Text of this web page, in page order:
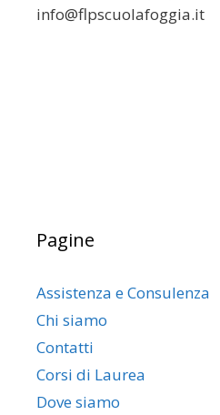
info@flpscuolafoggia.it
Pagine
Assistenza e Consulenza
Chi siamo
Contatti
Corsi di Laurea
Dove siamo